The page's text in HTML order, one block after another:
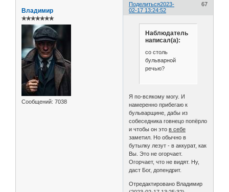
Поделиться 67
2023-
02-17 13:24:52
Владимир
✯✯✯✯✯✯✯
Сообщений: 7038
Наблюдатель
написал(а):
со столь
бульварной
речью?
Я по-всякому могу. И
намеренно прибегаю к
бульварщине, дабы из
собеседника говнецо попёрло
и чтобы он этов себе
заметил. Но обычно в
бутылку лезут - в аккурат, как
Вы. Это не огорчает.
Огорчает, что не видят. Ну,
даст Бог, допендрит.
Отредактировано Владимир